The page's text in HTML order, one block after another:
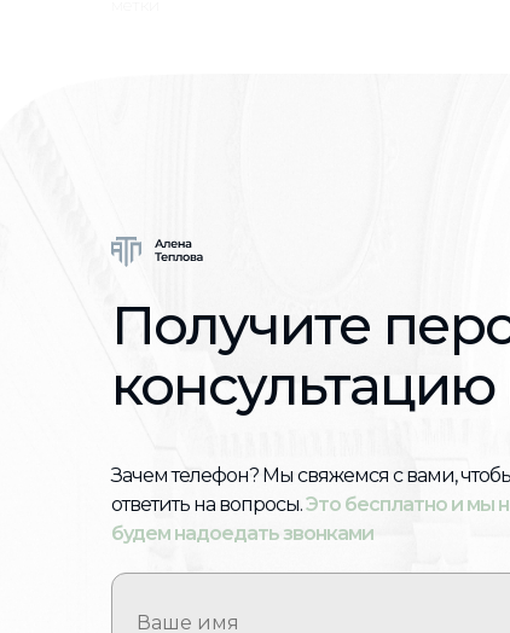
Получите
Зачем телефон? Мы свяжемся с вами,
ответить на вопросы.Это бесплатно и мы
будем надоедать звонками